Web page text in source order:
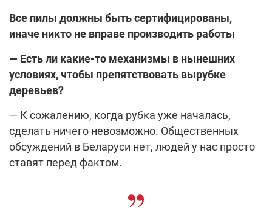
Все пилы должны быть сертифицированы,
иначе никто не вправе производить работы
— Есть ли какие-то механизмы в нынешних
условиях, чтобы препятствовать вырубке
деревьев?
— К сожалению, когда рубка уже началась,
сделать ничего невозможно. Общественных
обсуждений в Беларуси нет, людей у нас просто
ставят перед фактом.